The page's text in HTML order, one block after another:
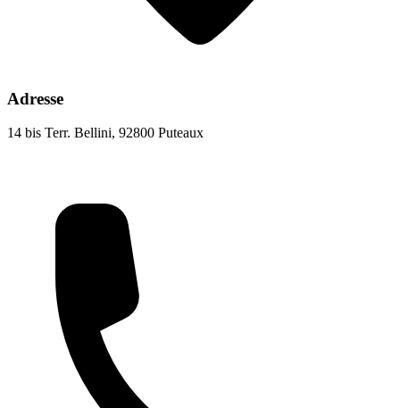
Adresse
14 bis Terr. Bellini, 92800 Puteaux